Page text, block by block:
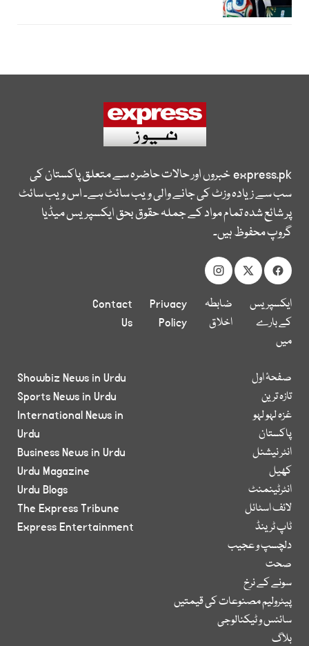
express.pkخبروں اور حالات حاضرہ سے متعلق پاکستان کی
سب سے زیادہ وزٹ کی جانے والی ویب سائٹ ہے۔ اس ویب سائٹ
پر شائع شدہ تمام مواد کے جملہ حقوق بحق ایکسپریس میڈیا
گروپ محفوظ ہیں۔
ایکسپریس
کے بارے
میں
ضابطہ
اخلاق
Privacy
Policy
Contact
Us
صفحۂ اول
تازہ ترین
غزہ لہو لہو
پاکستان
انٹر نیشنل
کھیل
انٹرٹینمنٹ
لائف اسٹائل
ٹاپ ٹرینڈ
دلچسپ و عجیب
صحت
سونے کے نرخ
پیٹرولیم مصنوعات کی قیمتیں
سائنس و ٹیکنالوجی
بلاگ
Showbiz News in Urdu
Sports News in Urdu
International News in
Urdu
Business News in Urdu
Urdu Magazine
Urdu Blogs
The Express Tribune
Express Entertainment